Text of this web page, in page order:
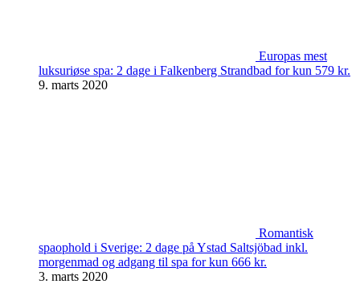
Europas mest
luksuriøse spa: 2 dage i Falkenberg Strandbad for kun 579 kr.
9. marts 2020
Romantisk
spaophold i Sverige: 2 dage på Ystad Saltsjöbad inkl.
morgenmad og adgang til spa for kun 666 kr.
3. marts 2020